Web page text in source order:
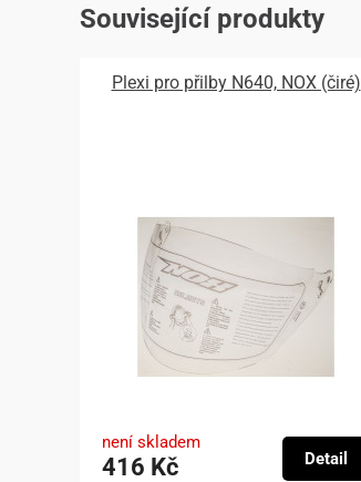
Související produkty
Plexi pro přilby N640, NOX (čiré)
není skladem
416 Kč Detail